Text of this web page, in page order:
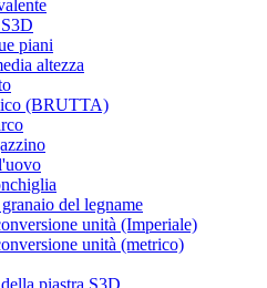
piani
altezza
(BRUTTA)
del legname
unità (Imperiale)
unità (metrico)